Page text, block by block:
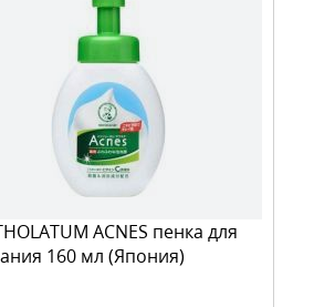
ACNES пенка для
160 мл (Япония)